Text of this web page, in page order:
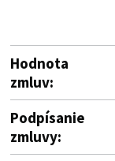
Hodnota
zmluv:
Podpísanie
zmluvy: